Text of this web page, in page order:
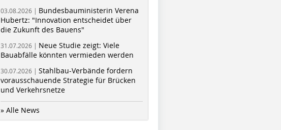
03.08.2026 | Bundesbauministerin Verena
Hubertz: "Innovation entscheidet über
die Zukunft des Bauens"
31.07.2026 | Neue Studie zeigt: Viele
Bauabfälle könnten vermieden werden
30.07.2026 | Stahlbau-Verbände fordern
vorausschauende Strategie für Brücken
und Verkehrsnetze
» Alle News